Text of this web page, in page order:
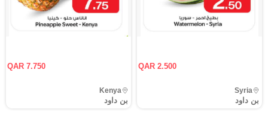
QAR 2.500
بن داود
Syria
QAR 7.750
بن داود
Kenya